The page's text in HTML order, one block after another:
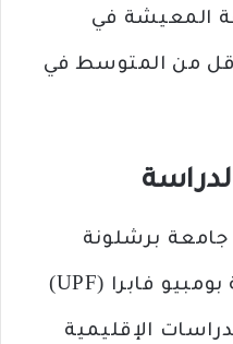
المعيشة في
هي 13.6٪ أقل من المتوسط ​​في
جامعة برشلونة
المستقلة (UAB) وجامعة بومبيو فابرا (UPF)
الإقليمية